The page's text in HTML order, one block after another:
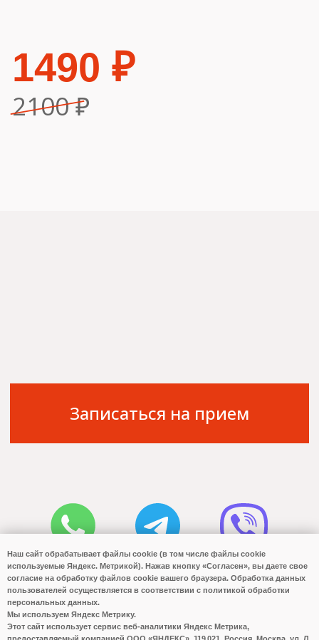
Имеются противопоказания, необходима
консультация со специалистом
Наш сайт обрабатывает файлы cookie (в том числе файлы cookie
используемые Яндекс. Метрикой). Нажав кнопку «Согласен», вы даете свое
согласие на обработку файлов cookie вашего браузера. Обработка данных
пользователей осуществляется в соответствии с политикой обработки
персональных данных.
Мы используем Яндекс Метрику.
Этот сайт использует сервис веб-аналитики Яндекс Метрика,